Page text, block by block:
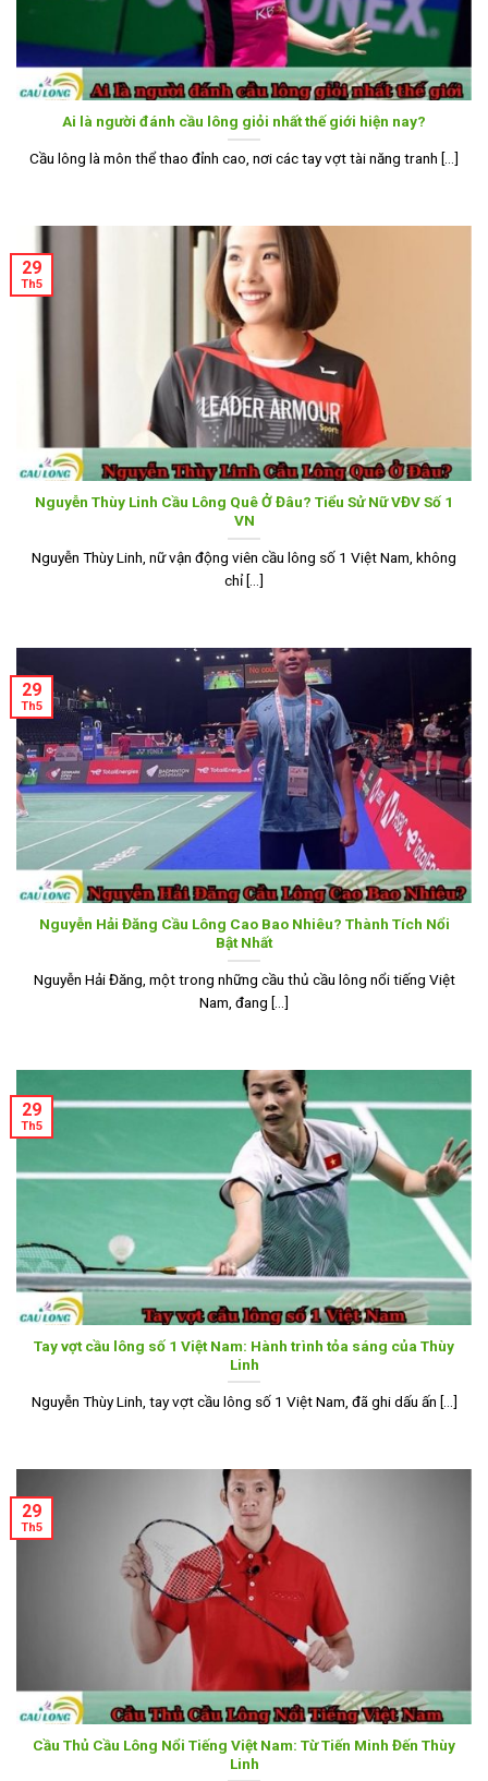
Ai là người đánh cầu lông giỏi nhất thế giới hiện nay?
Cầu lông là môn thể thao đỉnh cao, nơi các tay vợt tài năng tranh [...]
Nguyễn Thùy Linh Cầu Lông Quê Ở Đâu? Tiểu Sử Nữ VĐV Số 1
VN
Nguyễn Thùy Linh, nữ vận động viên cầu lông số 1 Việt Nam, không
chỉ [...]
29
Th5
Nguyễn Hải Đăng Cầu Lông Cao Bao Nhiêu? Thành Tích Nổi
Bật Nhất
Nguyễn Hải Đăng, một trong những cầu thủ cầu lông nổi tiếng Việt
Nam, đang [...]
29
Th5
Tay vợt cầu lông số 1 Việt Nam: Hành trình tỏa sáng của Thùy
Linh
Nguyễn Thùy Linh, tay vợt cầu lông số 1 Việt Nam, đã ghi dấu ấn [...]
29
Th5
Cầu Thủ Cầu Lông Nổi Tiếng Việt Nam: Từ Tiến Minh Đến Thùy
Linh
29
Th5